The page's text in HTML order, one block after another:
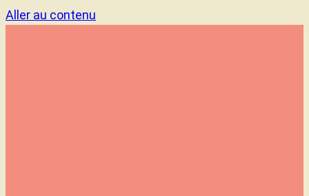
Aller au contenu